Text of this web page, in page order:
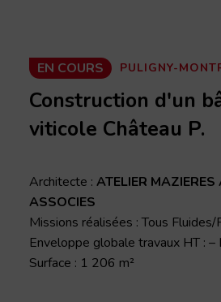
EN COURS PULIGNY-
Construction d'un
viticole Château P.
Architecte :ATELIER MAZIERES
ASSOCIES
Missions réalisées : Tous
Enveloppe globale travaux HT : –
Surface : 1 206 m²